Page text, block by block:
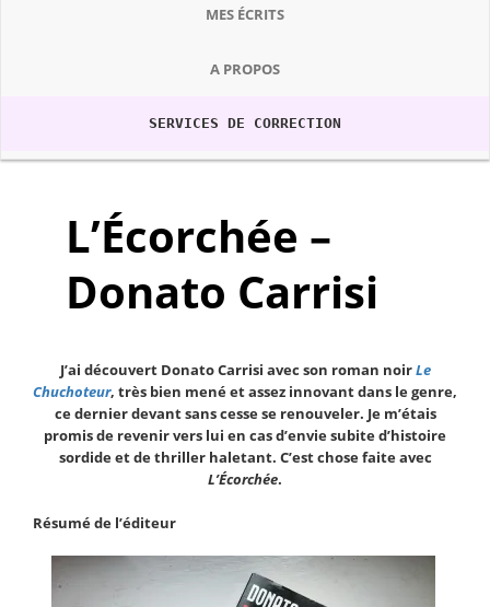
MES ÉCRITS
A PROPOS
SERVICES DE CORRECTION
L’Écorchée –
Donato Carrisi
J’ai découvert Donato Carrisi avec son roman noirLe
Chuchoteur, très bien mené et assez innovant dans le genre,
ce dernier devant sans cesse se renouveler. Je m’étais
promis de revenir vers lui en cas d’envie subite d’histoire
sordide et de thriller haletant. C’est chose faite avec
L’Écorchée.
Résumé de l’éditeur